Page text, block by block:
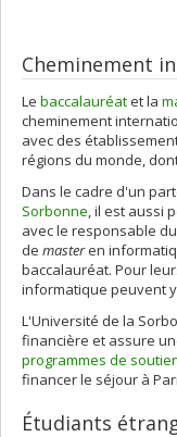
Cheminement
Le baccalauréatet la
cheminement
avec des
régions du monde,
Dans le cadre d'un
Sorbonne, il est aussi
avec le responsable du
de masteren
baccalauréat. Pour
informatique peuvent
L'Université de la
financière et assure
programmes de
financer le séjour à
Étudiants